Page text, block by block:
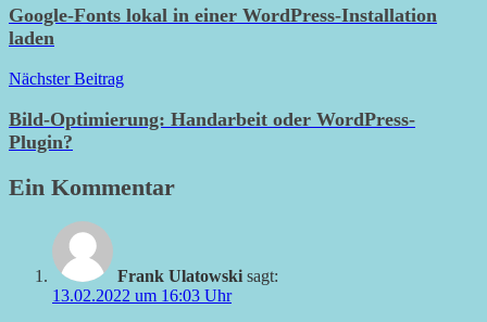
Google-Fonts lokal in einer WordPress-Installation
laden
Nächster Beitrag
Bild-Optimierung: Handarbeit oder WordPress-
Plugin?
Ein Kommentar
Frank Ulatowski sagt:
13.02.2022 um 16:03 Uhr